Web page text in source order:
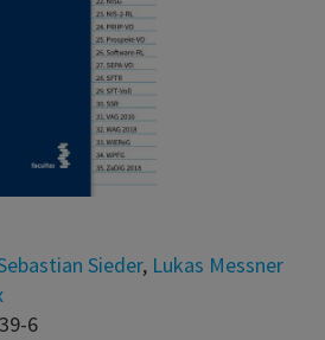
Sieder, Lukas Messner
6